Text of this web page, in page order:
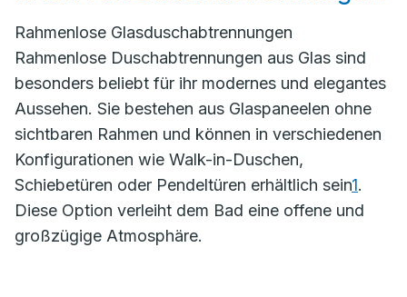
Rahmenlose Glasduschabtrennungen
Rahmenlose Duschabtrennungen aus Glas sind
besonders beliebt für ihr modernes und elegantes
Aussehen. Sie bestehen aus Glaspaneelen ohne
sichtbaren Rahmen und können in verschiedenen
Konfigurationen wie Walk-in-Duschen,
Schiebetüren oder Pendeltüren erhältlich sein1.
Diese Option verleiht dem Bad eine offene und
großzügige Atmosphäre.